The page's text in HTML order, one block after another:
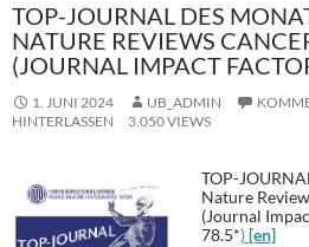
TOP-JOURNAL DES
NATURE REVIEWS
(JOURNAL IMPACT
1. JUNI 2024 UB_ADMIN
HINTERLASSEN
3.050 VIEWS
TOP-
Nature
(Journal
78.5*)[en]